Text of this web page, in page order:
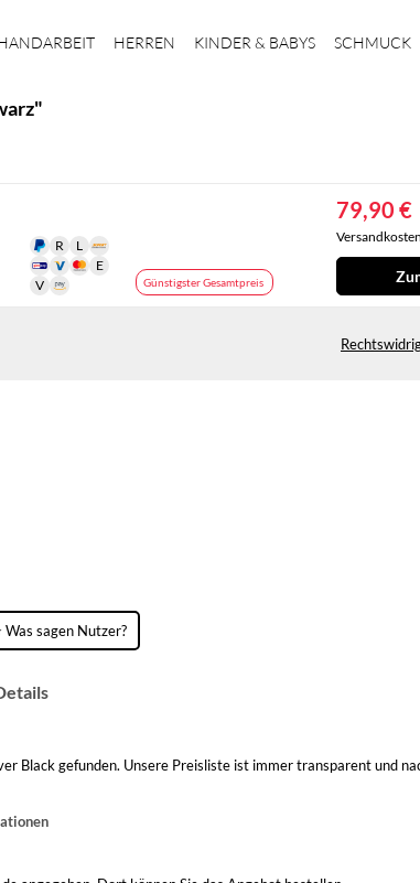
HERREN KINDER & BABYS SCHMUCK
Günstigster Gesamtpreis
79,90 €
Was sagen Nutzer?
Black gefunden. Unsere Preisliste ist immer transparent und